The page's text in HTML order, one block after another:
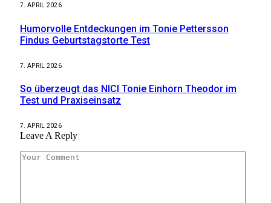
7. APRIL 2026
Humorvolle Entdeckungen im Tonie Pettersson
Findus Geburtstagstorte Test
7. APRIL 2026
So überzeugt das NICI Tonie Einhorn Theodor im
Test und Praxiseinsatz
7. APRIL 2026
Leave A Reply